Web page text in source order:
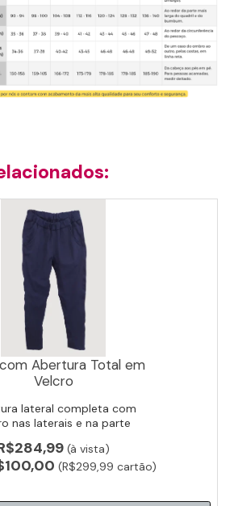
Abertura Total em
Velcro
lateral completa com
nas laterais e na parte
sem esforço.(à vista)
(R$299,99 cartão)